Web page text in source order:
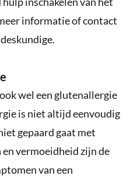
informatie of contact
wel een glutenallergie
is niet altijd eenvoudig
gepaard gaat met
vermoeidheid zijn de
van een